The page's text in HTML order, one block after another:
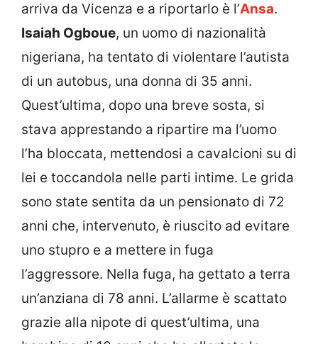
arriva da Vicenza e a riportarlo è l’Ansa.
Isaiah Ogboue, un uomo di nazionalità
nigeriana, ha tentato di violentare l’autista
di un autobus, una donna di 35 anni.
Quest’ultima, dopo una breve sosta, si
stava apprestando a ripartire ma l’uomo
l’ha bloccata, mettendosi a cavalcioni su di
lei e toccandola nelle parti intime. Le grida
sono state sentita da un pensionato di 72
anni che, intervenuto, è riuscito ad evitare
uno stupro e a mettere in fuga
l’aggressore. Nella fuga, ha gettato a terra
un’anziana di 78 anni. L’allarme è scattato
grazie alla nipote di quest’ultima, una